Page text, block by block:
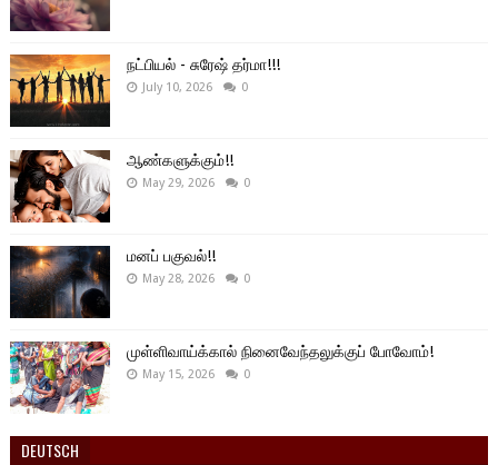
நட்பியல் - சுரேஷ் தர்மா!!!
July 10, 2026 0
ஆண்களுக்கும்!!
May 29, 2026 0
மனப் பகுவல்!!
May 28, 2026 0
முள்ளிவாய்க்கால் நினைவேந்தலுக்குப் போவோம்!
May 15, 2026 0
DEUTSCH